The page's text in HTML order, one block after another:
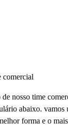
comercial
nosso time
abaixo. vamos
forma e o